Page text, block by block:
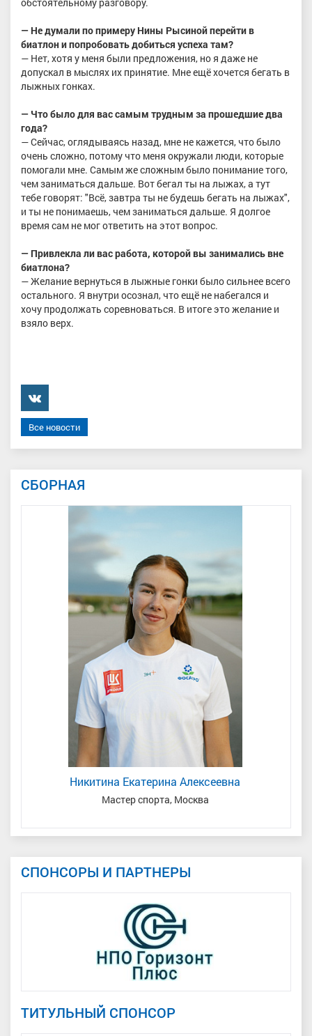
— Не думали по примеру Нины Рысиной перейти в
биатлон и попробовать добиться успеха там?
— Нет, хотя у меня были предложения, но я даже не
допускал в мыслях их принятие. Мне ещё хочется бегать в
лыжных гонках.
— Что было для вас самым трудным за прошедшие два
года?
— Сейчас, оглядываясь назад, мне не кажется, что было
очень сложно, потому что меня окружали люди, которые
помогали мне. Самым же сложным было понимание того,
чем заниматься дальше. Вот бегал ты на лыжах, а тут
тебе говорят: "Всё, завтра ты не будешь бегать на лыжах",
и ты не понимаешь, чем заниматься дальше. Я долгое
время сам не мог ответить на этот вопрос.
— Привлекла ли вас работа, которой вы занимались вне
биатлона?
— Желание вернуться в лыжные гонки было сильнее всего
остального. Я внутри осознал, что ещё не набегался и
хочу продолжать соревноваться. В итоге это желание и
взяло верх.
���������
Все новости
СБОРНАЯ
Никитина Екатерина Алексеевна
Мастер спорта, Москва
СПОНСОРЫ И ПАРТНЕРЫ
ТИТУЛЬНЫЙ СПОНСОР